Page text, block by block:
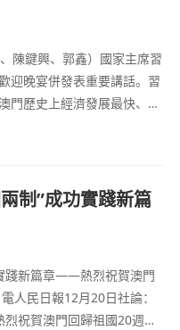
陳鍵興、郭鑫）國家主席習
迎晚宴併發表重要講話。習
門歷史上經濟發展最快、民
制”成功實踐新篇
踐新篇章——熱烈祝賀澳門
人民日報12月20日社論：
祝賀澳門回歸祖國20週年